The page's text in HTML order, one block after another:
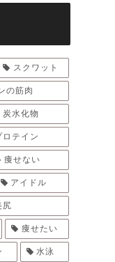
スクワット
の筋肉
炭水化物
ロテイン
痩せない
アイドル
尻
痩せたい
水泳